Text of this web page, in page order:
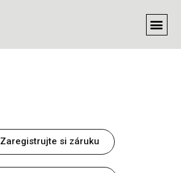
Zaregistrujte si záruku